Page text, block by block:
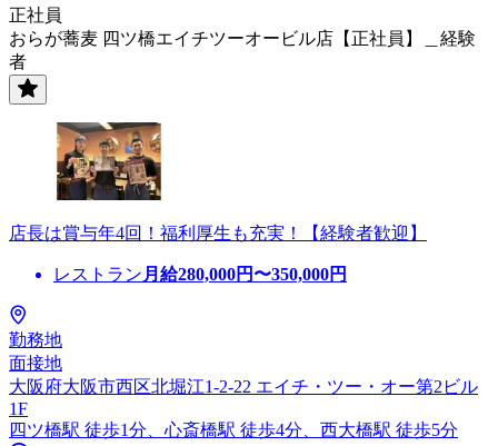
正社員
おらが蕎麦 四ツ橋エイチツーオービル店【正社員】＿経験
者
店長は賞与年4回！福利厚生も充実！【経験者歓迎】
レストラン 月給280,000円〜350,000円
勤務地
面接地
大阪府大阪市西区北堀江1-2-22 エイチ・ツー・オー第2ビル
1F
四ツ橋駅 徒歩1分、心斎橋駅 徒歩4分、西大橋駅 徒歩5分